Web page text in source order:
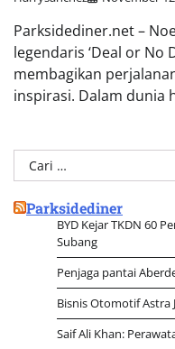
Parksidediner.net –
legendaris ‘Deal or No
membagikan
inspirasi. Dalam dunia
Cari
untuk:
Parksidediner
BYD Kejar TKDN 60
Subang
Penjaga pantai
Bisnis Otomotif Astra
Saif Ali Khan: